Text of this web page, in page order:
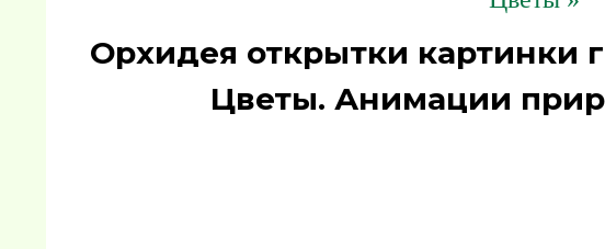
Орхидея открытки картинки
Цветы. Анимации